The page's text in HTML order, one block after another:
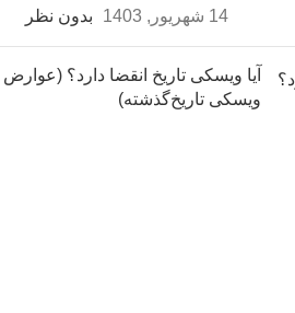
14 شهریور, 1403
بدون نظر
آیا ویسکی تاریخ انقضا دارد؟ (عوارض
ویسکی تاریخ‌گذشته)